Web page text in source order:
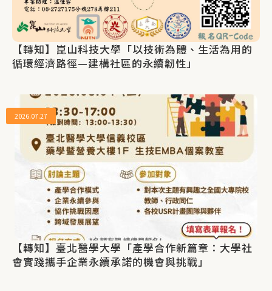
【轉知】崑山科技大學「以技術為體、生活為用的
循環經濟路徑—建構社區的永續韌性」
【轉知】臺北醫學大學「產學合作新篇章：大學社
會實踐攜手企業永續承諾的機會與挑戰」
2026.07.27